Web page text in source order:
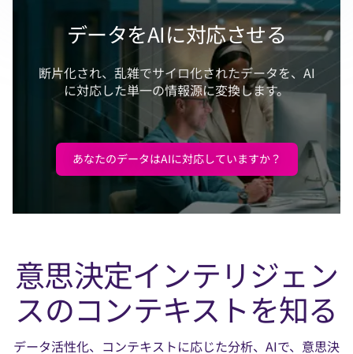
データをAIに対応させる
断片化され、乱雑でサイロ化されたデータを、AI
に対応した単一の情報源に変換します。
あなたのデータはAIに対応していますか？
意思決定インテリジェン
スのコンテキストを知る
データ活性化、コンテキストに応じた分析、AIで、意思決